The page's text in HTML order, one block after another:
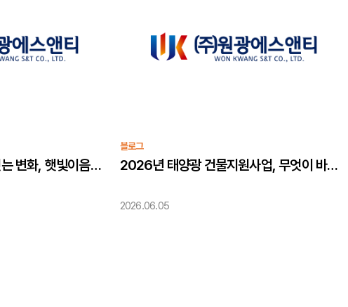
태양광과 기후교육을 잇는 변화, 햇빛이음학교 사업
블로그
2026년 태양광 건물지원사업, 무엇이 바뀌었을까요?
2026.06.05